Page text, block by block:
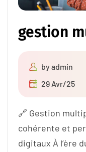
gestion
byadmin
29 Avr/25
🔗 Gestion
cohérente et
digitaux À l’ère